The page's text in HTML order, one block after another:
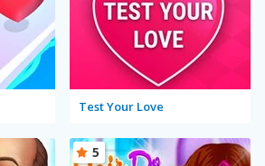
Test Your Love
5